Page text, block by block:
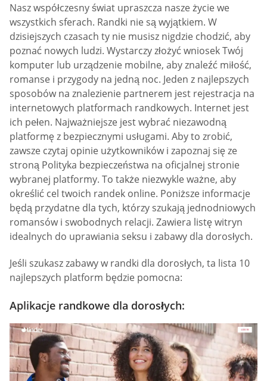
Nasz współczesny świat upraszcza nasze życie we
wszystkich sferach. Randki nie są wyjątkiem. W
dzisiejszych czasach ty nie musisz nigdzie chodzić, aby
poznać nowych ludzi. Wystarczy złożyć wniosek Twój
komputer lub urządzenie mobilne, aby znaleźć miłość,
romanse i przygody na jedną noc. Jeden z najlepszych
sposobów na znalezienie partnerem jest rejestracja na
internetowych platformach randkowych. Internet jest
ich pełen. Najważniejsze jest wybrać niezawodną
platformę z bezpiecznymi usługami. Aby to zrobić,
zawsze czytaj opinie użytkowników i zapoznaj się ze
stroną Polityka bezpieczeństwa na oficjalnej stronie
wybranej platformy. To także niezwykle ważne, aby
określić cel twoich randek online. Poniższe informacje
będą przydatne dla tych, którzy szukają jednodniowych
romansów i swobodnych relacji. Zawiera listę witryn
idealnych do uprawiania seksu i zabawy dla dorosłych.
Jeśli szukasz zabawy w randki dla dorosłych, ta lista 10
najlepszych platform będzie pomocna:
Aplikacje randkowe dla dorosłych: